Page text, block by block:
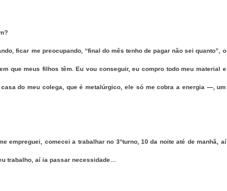
ficar me preocupando, “final do mês tenho de pagar não sei quanto”, o
que meus filhos têm. Eu vou conseguir, eu compro todo meu material e
do meu colega, que é metalúrgico, ele só me cobra a energia —, um
empreguei, comecei a trabalhar no 3°turno, 10 da noite até de manhã, aí
trabalho, aí ia passar necessidade…